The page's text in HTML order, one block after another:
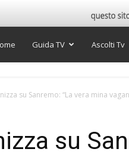
Guida TV Ascolti Tv
su Sanremo: “La vera mina
su